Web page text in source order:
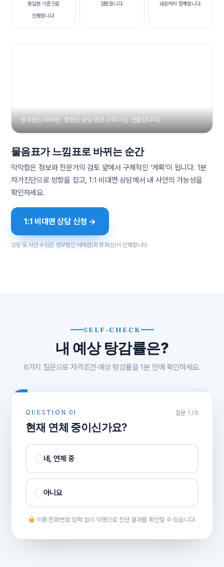
동일한 기준으로
진행합니다.
검토합니다.
대응까지 함께합니다.
법무법인 테헤란 · 정돈된 상담 공간 (이미지는 연출입니다)
물음표가 느낌표로 바뀌는 순간
막막함은 정보와 전문가의 검토 앞에서 구체적인 ‘계획’이 됩니다. 1분
자가진단으로 방향을 잡고, 1:1 비대면 상담에서 내 사안의 가능성을
확인하세요.
1:1 비대면 상담 신청 →
상담 및 사건 수임은 법무법인 테헤란(회생·파산)이 진행합니다.
SELF-CHECK
내 예상 탕감률은?
6가지 질문으로 자격조건·예상 탕감률을 1분 만에 확인하세요.
QUESTION 01 질문 1 / 6
현재 연체 중이신가요?
네, 연체 중
아니요
이름·전화번호 입력 없이 익명으로 진단 결과를 확인할 수 있습니다.